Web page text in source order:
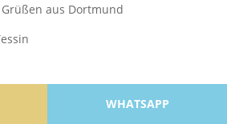
WHATSAPP
aus Dortmund